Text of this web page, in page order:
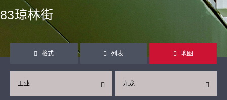
83琼林街
格式 列表 地图
九龙
工业